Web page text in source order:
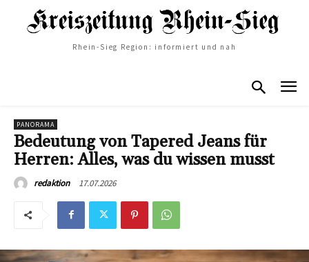
Rhein-Sieg Region: informiert und nah
PANORAMA
Bedeutung von Tapered Jeans für
Herren: Alles, was du wissen musst
redaktion 17.07.2026